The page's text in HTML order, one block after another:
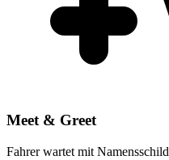
Meet & Greet
Fahrer wartet mit Namensschild